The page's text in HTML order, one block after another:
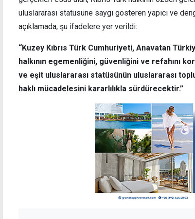
uluslararası statüsüne saygı gösteren yapıcı ve
açıklamada, şu ifadelere yer verildi:
“Kuzey Kıbrıs Türk Cumhuriyeti, Anavatan
halkının egemenliğini, güvenliğini ve refahını
ve eşit uluslararası statüsünün uluslararası
haklı mücadelesini kararlılıkla sürdürecektir.”